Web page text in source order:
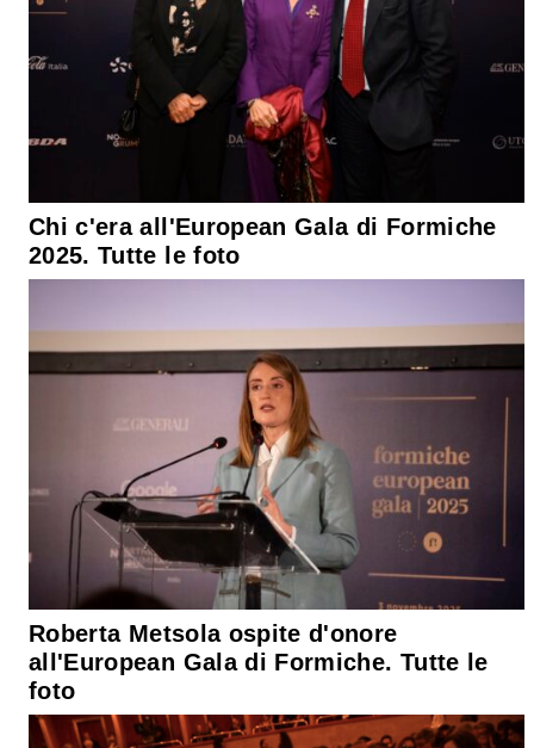
Chi c'era all'European Gala di Formiche
2025. Tutte le foto
Roberta Metsola ospite d'onore
all'European Gala di Formiche. Tutte le
foto